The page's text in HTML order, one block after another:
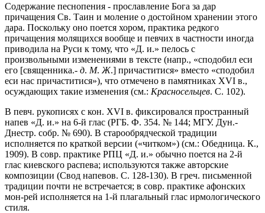
Содержание песнопения - прославление Бога за дар
причащения Св. Таин и моление о достойном хранении этого
дара. Поскольку оно поется хором, практика редкого
причащения молящихся вообще и певчих в частности иногда
приводила на Руси к тому, что «Д. и.» пелось с
произвольными изменениями в тексте (напр., «сподобил еси
его [священника.- д. М. Ж.] причаститися» вместо «сподобил
еси нас причаститися»), что отмечено в памятниках XVI в.,
осуждающих такие изменения (см.: Красносельцев. С. 102).
В певч. рукописях с кон. XVI в. фиксировался пространный
напев «Д. и.» на 6-й глас (РГБ. Ф. 354. № 144; МГУ. Дун.-
Днестр. собр. № 690). В старообрядческой традиции
исполняется по краткой версии («читком») (см.: Обедница. К.,
1909). В совр. практике РПЦ «Д. и.» обычно поется на 2-й
глас киевского распева; используются также авторские
композиции (Свод напевов. С. 128-130). В греч. письменной
традиции почти не встречается; в совр. практике афонских
мон-рей исполняется на 1-й плагальный глас ирмологического
стиля.